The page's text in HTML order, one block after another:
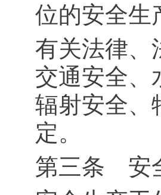
位的安全生
有关法律、
交通安全、
辐射安全、
定。
第三条 安